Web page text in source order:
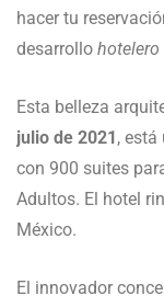
hacer tu
desarrollo hotelero
Esta belleza
julio de 2021 , está
con 900 suites
Adultos. El hotel
México.
El innovador